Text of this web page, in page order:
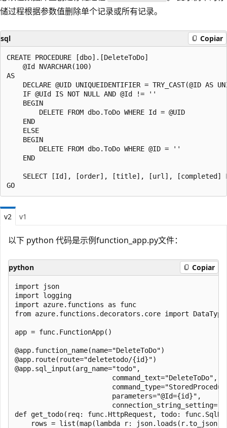
储过程根据参数值删除单个记录或所有记录。
sql Copiar
CREATE PROCEDURE [dbo].[DeleteToDo]
    @Id NVARCHAR(100)
AS
DECLARE @UID UNIQUEIDENTIFIER = TRY_CAST(@ID AS
    IF @UId IS NOT NULL AND @Id != ''
    BEGIN
        DELETE FROM dbo.ToDo WHERE Id = @UID
    END
    ELSE
    BEGIN
        DELETE FROM dbo.ToDo WHERE @ID = ''
    END
SELECT [Id], [order], [title], [url], [completed]
v2 v1
以下 python 代码是示例function_app.py文件：
python Copiar
import json
import logging
import azure.functions as func
from azure.functions.decorators.core import DataType
app = func.FunctionApp()
@app.function_name(name="DeleteToDo")
@app.route(route="deletetodo/{id}")
@app.sql_input(arg_name="todo",
                        command_text="DeleteToDo",
                        parameters="@Id={id}",
def get_todo(req: func.HttpRequest, todo:
rows = list(map(lambda r: